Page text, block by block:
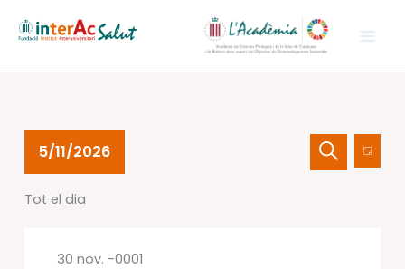
Esdeveniments
maig
Navegació
visualCercade
Dia
5/11/2026
una
Tot el dia
30 nov. -0001